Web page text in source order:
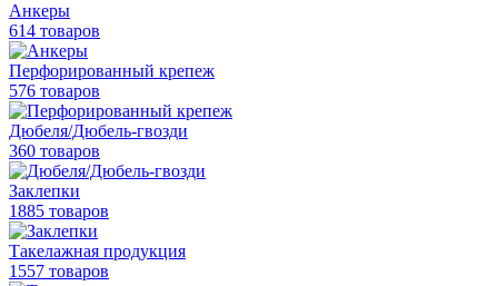
Анкеры
614 товаров
Перфорированный крепеж
576 товаров
Дюбеля/Дюбель-гвозди
360 товаров
Заклепки
1885 товаров
Такелажная продукция
1557 товаров